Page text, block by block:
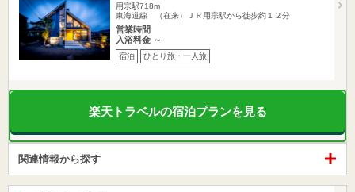
用宗駅718m
東海道線 （在来）ＪＲ用宗駅から徒歩約１２分
営業時間
入浴料金 ～
宿泊 ひとり旅・一人旅
楽天トラベルの宿泊プランを見る
関連情報から探す